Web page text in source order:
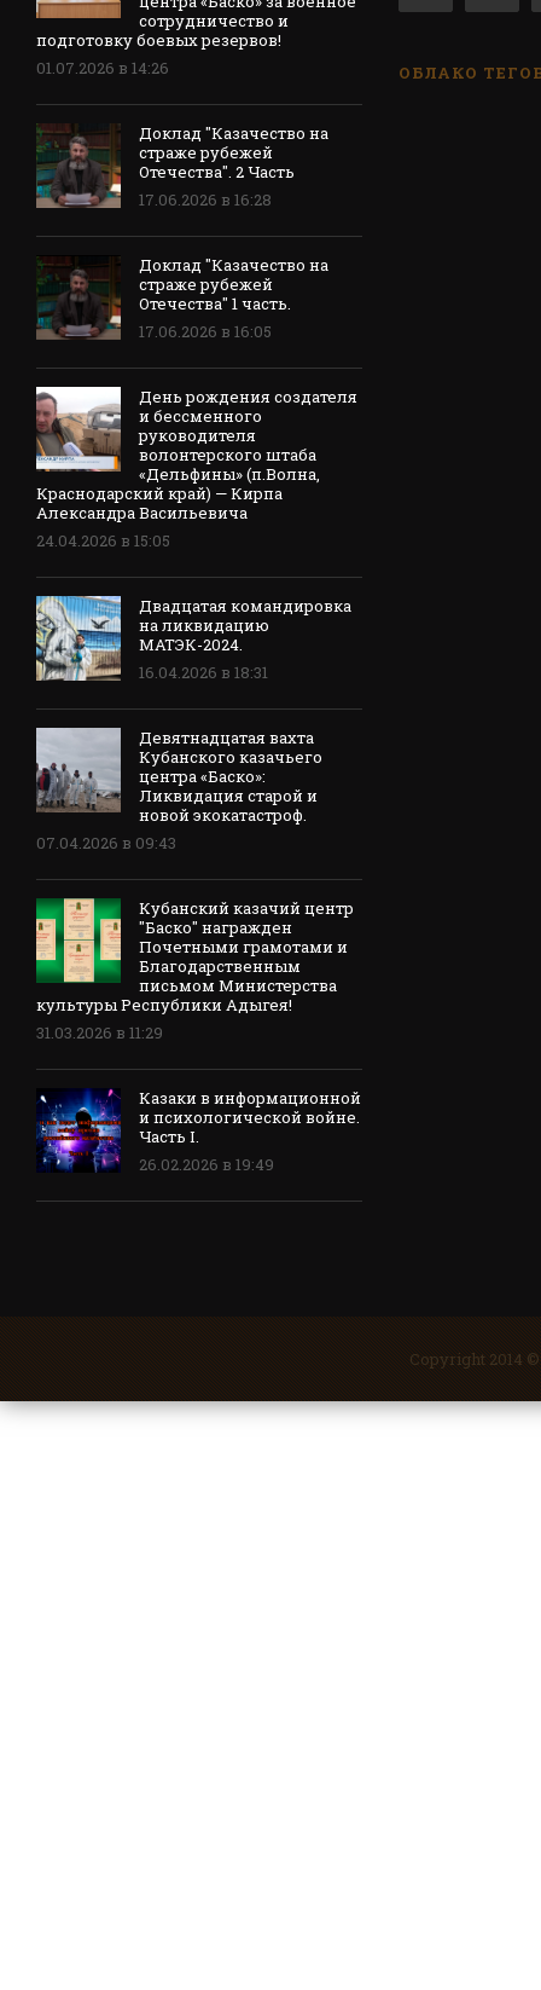
сотрудничество и
подготовку боевых резервов!
01.07.2026 в 14:26
Доклад "Казачество на
страже рубежей
Отечества". 2 Часть
17.06.2026 в 16:28
Доклад "Казачество на
страже рубежей
Отечества" 1 часть.
17.06.2026 в 16:05
День рождения создателя
и бессменного
руководителя
волонтерского штаба
«Дельфины» (п.Волна,
Краснодарский край) — Кирпа
Александра Васильевича
24.04.2026 в 15:05
Двадцатая командировка
на ликвидацию
МАТЭК-2024.
16.04.2026 в 18:31
Девятнадцатая вахта
Кубанского казачьего
центра «Баско»:
Ликвидация старой и
новой экокатастроф.
07.04.2026 в 09:43
Кубанский казачий центр
"Баско" награжден
Почетными грамотами и
Благодарственным
письмом Министерства
культуры Республики Адыгея!
31.03.2026 в 11:29
Казаки в информационной
и психологической войне.
Часть I.
26.02.2026 в 19:49
ОБЛАКО
Copyright 2014